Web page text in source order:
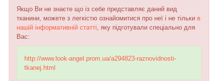
Якщо Ви не знаєте що із себе представляє даний вид
тканини, можете з легкістю ознайомитися про неї і не тільки в
нашій інформативній статті, яку підготували спеціально для
Вас:
http://www.look-angel.prom.ua/a294823-raznovidnosti-
tkanej.html